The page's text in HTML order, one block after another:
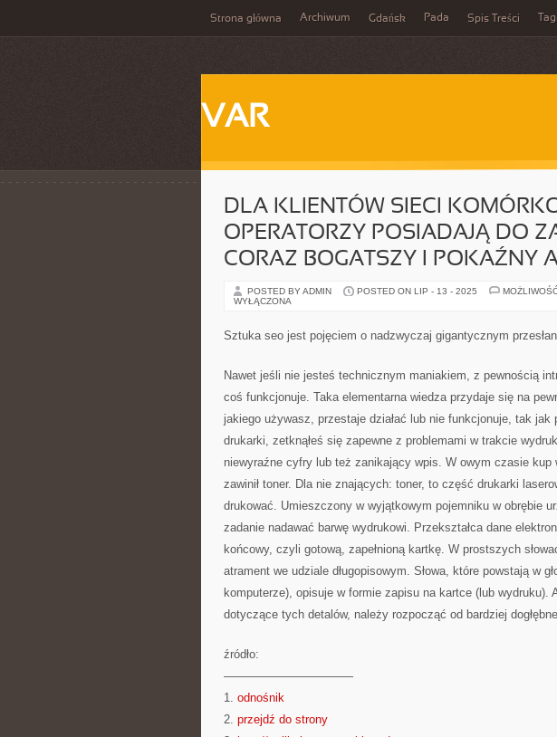
Strona główna Archiwum Gdańsk Pada Spis Treści Tagi
VAR
DLA KLIENTÓW SIECI
OPERATORZY POSIADAJĄ DO
CORAZ BOGATSZY I POKAŹNY
POSTED BY ADMIN POSTED ON LIP - 13 - 2025
WYŁĄCZONA
Sztuka seo jest pojęciem o nadzwyczaj gigantycznym
Nawet jeśli nie jesteś technicznym maniakiem, z pewnością
coś funkcjonuje. Taka elementarna wiedza przydaje się na
jakiego używasz, przestaje działać lub nie funkcjonuje, tak
drukarki, zetknąłeś się zapewne z problemami w trakcie
niewyraźne cyfry lub też zanikający wpis. W owym czasie kup
zawinił toner. Dla nie znających: toner, to część drukarki
drukować. Umieszczony w wyjątkowym pojemniku w obrębie
zadanie nadawać barwę wydrukowi. Przekształca dane
końcowy, czyli gotową, zapełnioną kartkę. W prostszych
atrament we udziale długopisowym. Słowa, które powstają w
komputerze), opisuje w formie zapisu na kartce (lub wydruku).
dotyczące tych detalów, należy rozpocząć od bardziej
źródło:
———————————
1. odnośnik
2. przejdź do strony